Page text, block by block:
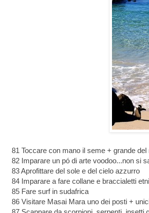
81 Toccare con mano il seme + grande
82 Imparare un pó di arte voodoo...non si
83 Aprofittare del sole e del cielo azzurro
84 Imparare a fare collane e braccialetti
85 Fare surf in sudafrica
86 Visitare Masai Mara uno dei posti +